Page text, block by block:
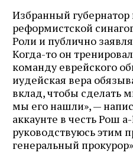
Избранный
реформистской
Роли и публично
Когда-то он
команду еврейского
иудейская вера
вклад, чтобы сделать
мы его нашли», —
аккаунте в честь Рош
руководствуюсь этим
генеральный